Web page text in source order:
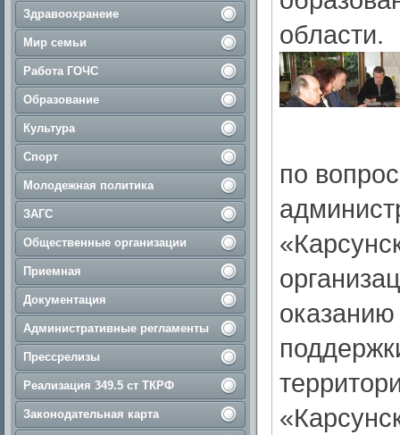
Здравоохранеие
Мир семьи
Работа ГОЧС
Образование
Культура
Спорт
Молодежная политика
ЗАГС
Общественные организации
Приемная
Документация
Административные регламенты
Прессрелизы
Реализация 349.5 ст ТКРФ
Законодательная карта
области.
по